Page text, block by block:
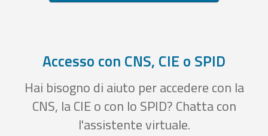
Accesso con CNS, CIE o SPID
Hai bisogno di aiuto per accedere con la
CNS, la CIE o con lo SPID? Chatta con
l'assistente virtuale.